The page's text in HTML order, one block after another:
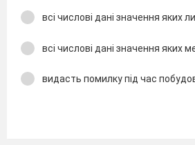
всі числові дані значення яких
всі числові дані значення яких
видасть помилку під час